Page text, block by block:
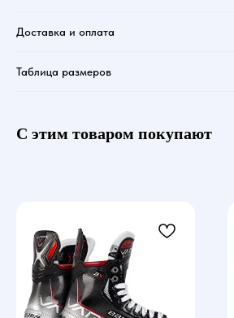
Доставка и оплата
Таблица размеров
С этим товаром покупают